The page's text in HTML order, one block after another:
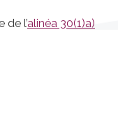
l’alinéa 30(1)a)